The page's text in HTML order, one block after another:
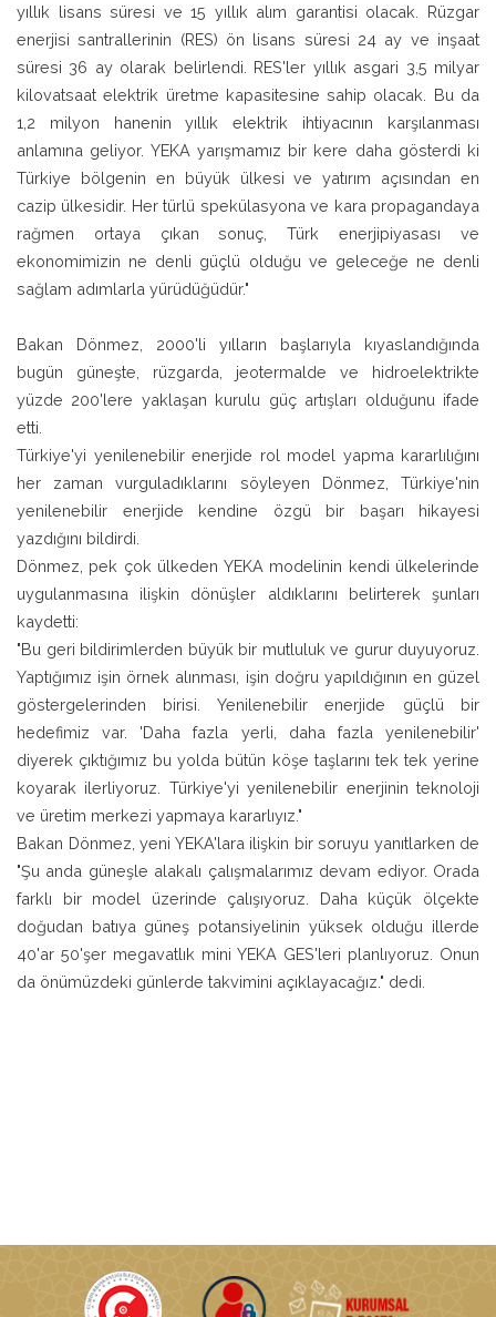
yıllık lisans süresi ve 15 yıllık alım garantisi olacak. Rüzgar
enerjisi santrallerinin (RES) ön lisans süresi 24 ay ve inşaat
süresi 36 ay olarak belirlendi. RES'ler yıllık asgari 3,5 milyar
kilovatsaat elektrik üretme kapasitesine sahip olacak. Bu da
1,2 milyon hanenin yıllık elektrik ihtiyacının karşılanması
anlamına geliyor. YEKA yarışmamız bir kere daha gösterdi ki
Türkiye bölgenin en büyük ülkesi ve yatırım açısından en
cazip ülkesidir. Her türlü spekülasyona ve kara propagandaya
rağmen ortaya çıkan sonuç, Türk enerjipiyasası ve
ekonomimizin ne denli güçlü olduğu ve geleceğe ne denli
sağlam adımlarla yürüdüğüdür."
Bakan Dönmez, 2000'li yılların başlarıyla kıyaslandığında
bugün güneşte, rüzgarda, jeotermalde ve hidroelektrikte
yüzde 200'lere yaklaşan kurulu güç artışları olduğunu ifade
etti.
Türkiye'yi yenilenebilir enerjide rol model yapma kararlılığını
her zaman vurguladıklarını söyleyen Dönmez, Türkiye'nin
yenilenebilir enerjide kendine özgü bir başarı hikayesi
yazdığını bildirdi.
Dönmez, pek çok ülkeden YEKA modelinin kendi ülkelerinde
uygulanmasına ilişkin dönüşler aldıklarını belirterek şunları
kaydetti:
"Bu geri bildirimlerden büyük bir mutluluk ve gurur duyuyoruz.
Yaptığımız işin örnek alınması, işin doğru yapıldığının en güzel
göstergelerinden birisi. Yenilenebilir enerjide güçlü bir
hedefimiz var. 'Daha fazla yerli, daha fazla yenilenebilir'
diyerek çıktığımız bu yolda bütün köşe taşlarını tek tek yerine
koyarak ilerliyoruz. Türkiye'yi yenilenebilir enerjinin teknoloji
ve üretim merkezi yapmaya kararlıyız."
Bakan Dönmez, yeni YEKA'lara ilişkin bir soruyu yanıtlarken de
"Şu anda güneşle alakalı çalışmalarımız devam ediyor. Orada
farklı bir model üzerinde çalışıyoruz. Daha küçük ölçekte
doğudan batıya güneş potansiyelinin yüksek olduğu illerde
40'ar 50'şer megavatlık mini YEKA GES'leri planlıyoruz. Onun
da önümüzdeki günlerde takvimini açıklayacağız." dedi.